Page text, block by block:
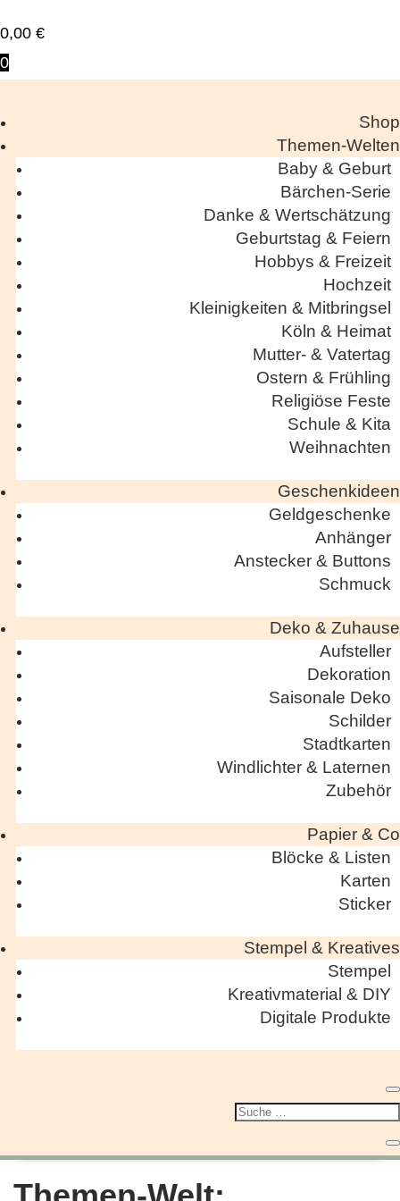
0,00 €
0
Shop
Themen-Welten
Baby & Geburt
Bärchen-Serie
Danke & Wertschätzung
Geburtstag & Feiern
Hobbys & Freizeit
Hochzeit
Kleinigkeiten & Mitbringsel
Köln & Heimat
Mutter- & Vatertag
Ostern & Frühling
Religiöse Feste
Schule & Kita
Weihnachten
Geschenkideen
Geldgeschenke
Anhänger
Anstecker & Buttons
Schmuck
Deko & Zuhause
Aufsteller
Dekoration
Saisonale Deko
Schilder
Stadtkarten
Windlichter & Laternen
Zubehör
Papier & Co
Blöcke & Listen
Karten
Sticker
Stempel & Kreatives
Stempel
Kreativmaterial & DIY
Digitale Produkte